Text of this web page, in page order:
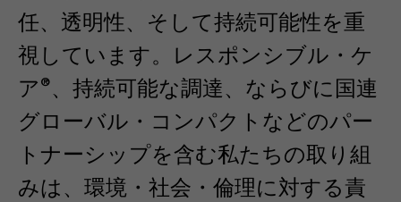
任、透明性、そして持続可能性を重
視しています。レスポンシブル・ケ
ア®、持続可能な調達、ならびに国連
グローバル・コンパクトなどのパー
トナーシップを含む私たちの取り組
みは、環境・社会・倫理に対する責